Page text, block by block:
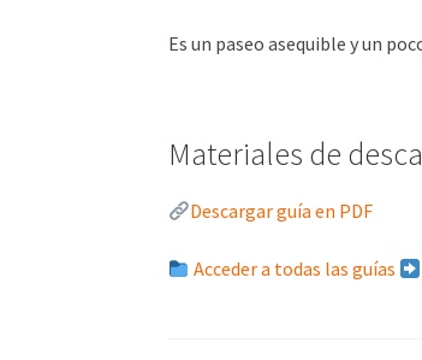
Es un paseo asequible y un
Materiales de
Descargar guía en PDF
Acceder a todas las guías